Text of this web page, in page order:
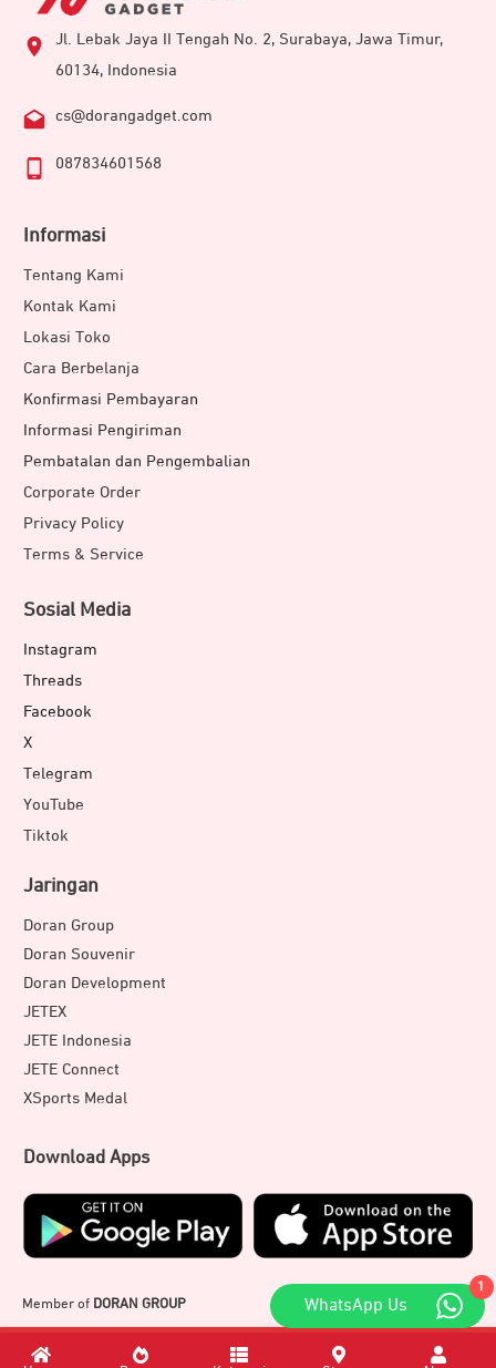
Jl. Lebak Jaya II Tengah No. 2, Surabaya, Jawa Timur,
60134, Indonesia
cs@dorangadget.com
087834601568
Informasi
Tentang Kami
Kontak Kami
Lokasi Toko
Cara Berbelanja
Konfirmasi Pembayaran
Informasi Pengiriman
Pembatalan dan Pengembalian
Corporate Order
Privacy Policy
Terms & Service
Sosial Media
Instagram
Threads
Facebook
X
Telegram
YouTube
Tiktok
Jaringan
Doran Group
Doran Souvenir
Doran Development
JETEX
JETE Indonesia
JETE Connect
XSports Medal
Download Apps
Member of DORAN GROUP
1
WhatsApp Us